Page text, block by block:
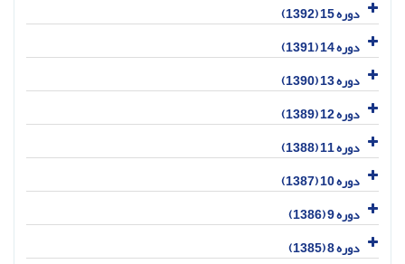
دوره 15 (1392)
دوره 14 (1391)
دوره 13 (1390)
دوره 12 (1389)
دوره 11 (1388)
دوره 10 (1387)
دوره 9 (1386)
دوره 8 (1385)